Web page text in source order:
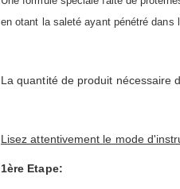
en otant la saleté ayant pénétré dans
La quantité de produit nécessaire
Lisez attentivement le mode
1ère Etape: